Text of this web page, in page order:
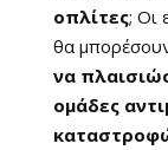
οπλίτες; Οι
θα
να
ομάδες